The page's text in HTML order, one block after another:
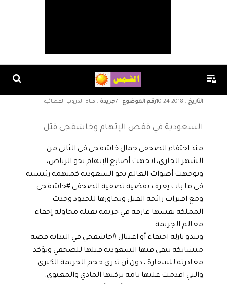
التاريخ :
10-24-2018رقم الموضوع :
7جريدة : قناة الدروب الفضائية
السعودية في قفص الإتهام وخاشقجي قتل
منذ اختفاء الصحفي جمال خاشقجي في الثاني من
الشهر الجاري، اتجهت أصابع الإتهام نحو الرياض،
وتوجهت أصوات العالم نحو السعودية كمتهمة رئيسية
في ما بات يعرف بقضية تصفية الصحفي #خاشقجي
ومع اقتراب رائحة القتل وتجاوزها للحدود وجدت
المملكة نفسها غارقة في جريمة تقيلة محاولة إخفاء
معالم الجريمة.
وتبدو نازلة اختفاء أو اغتيال #خاشقجي في البداية قصة
متشابكة تنفي فيها السعودية قتلها للصحفي وتؤكد
مغادرته للسفارة ، دون أن تدري حجم الجريمة الكبرى
والتي اقدمت عليها تامة بركنها المادي والمعنوي.